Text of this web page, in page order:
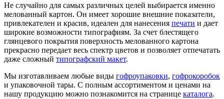
Не случайно для самых различных целей выбирается именно
мелованный картон. Он имеет хорошие внешние показатели,
привлекателен и красив, идеален для нанесения печати и дает
широкие возможности типографиям. За счет блестящего
глянцевого покрытия поверхность мелованного картона
прекрасно передает весь спектр цветов и позволяет отпечатать
даже сложный типографский макет.
Мы изготавливаем любые виды гофроупаковки, гофрокоробок
и упаковочной тары. С полным ассортиментом и ценами на
нашу продукцию можно познакомится на странице каталога.